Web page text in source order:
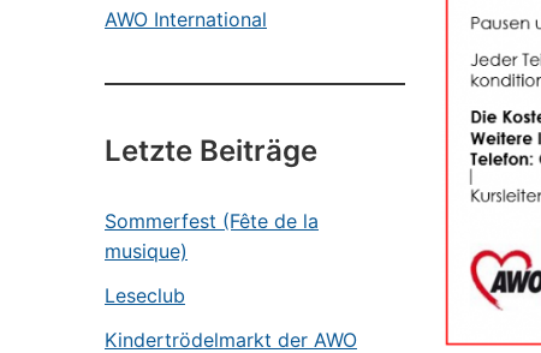
AWO International
Letzte Beiträge
Sommerfest (Fête de la
musique)
Leseclub
Kindertrödelmarkt der AWO